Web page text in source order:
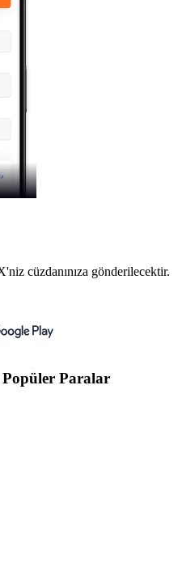
cüzdanınıza gönderilecektir.
Paralar